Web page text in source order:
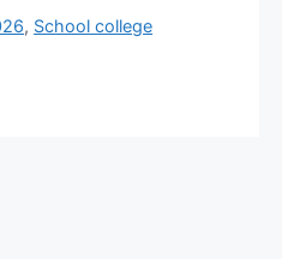
, School college